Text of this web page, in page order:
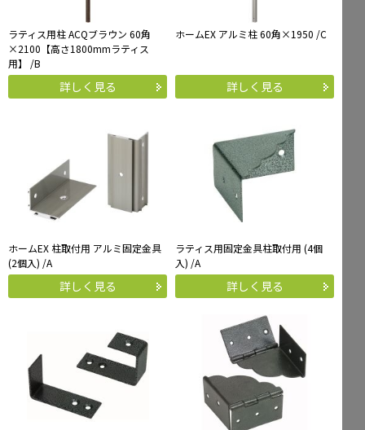
ラティス用柱 ACQブラウン 60角
×2100【高さ1800mmラティス
用】 /B
詳しく見る
ホームEX アルミ柱 60角×1950 /C
詳しく見る
ホームEX 柱取付用 アルミ固定金具
(2個入) /A
詳しく見る
ラティス用固定金具柱取付用 (4個
入) /A
詳しく見る